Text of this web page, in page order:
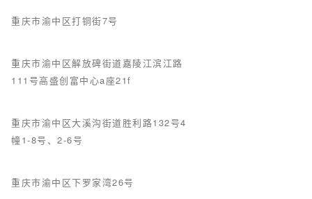
重庆市渝中区打铜街7号
重庆市渝中区解放碑街道嘉陵江滨江路
111号高盛创富中心a座21f
重庆市渝中区大溪沟街道胜利路132号4
幢1-8号、2-6号
重庆市渝中区下罗家湾26号